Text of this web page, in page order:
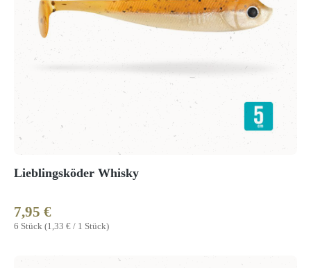
Lieblingsköder Whisky
6 Stück (1,33 € / 1 Stück)
Regulärer Preis:
7,95 €